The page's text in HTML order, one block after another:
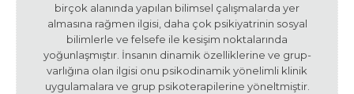
birçok alanında yapılan bilimsel çalışmalarda yer
almasına rağmen ilgisi, daha çok psikiyatrinin sosyal
bilimlerle ve felsefe ile kesişim noktalarında
yoğunlaşmıştır. İnsanın dinamik özelliklerine ve grup-
varlığına olan ilgisi onu psikodinamik yönelimli klinik
uygulamalara ve grup psikoterapilerine yöneltmiştir.